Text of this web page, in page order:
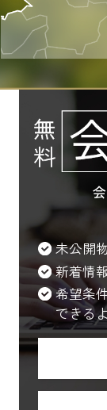
未公開
新着情
希望条
できる